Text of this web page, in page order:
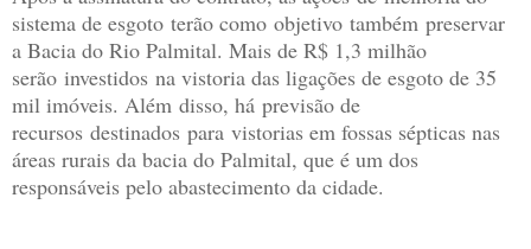
sistema de esgoto terão como objetivo também preservar
a Bacia do Rio Palmital. Mais de R$ 1,3 milhão
serão investidos na vistoria das ligações de esgoto de 35
mil imóveis. Além disso, há previsão de
recursos destinados para vistorias em fossas sépticas nas
áreas rurais da bacia do Palmital, que é um dos
responsáveis pelo abastecimento da cidade.